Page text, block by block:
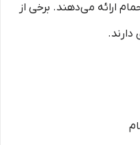
ارائه می‌دهند. برخی از